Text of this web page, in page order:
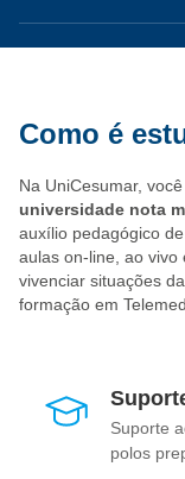
Como é
Na UniCesumar,
universidade nota
auxílio pedagógico
aulas on-line, ao vivo
vivenciar situações
formação em
Suporte
polos